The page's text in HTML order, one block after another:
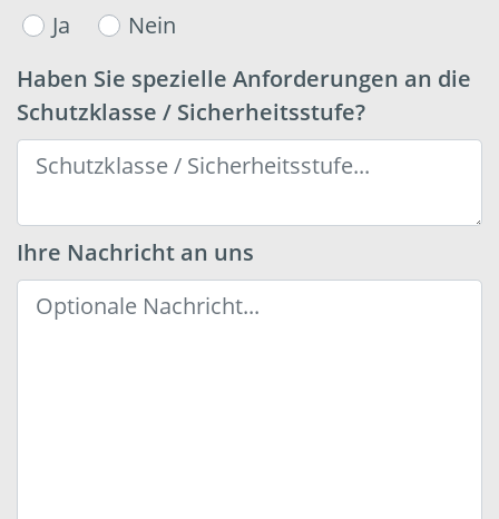
Ja
Nein
Haben Sie spezielle Anforderungen an die
Schutzklasse / Sicherheitsstufe?
Ihre Nachricht an uns